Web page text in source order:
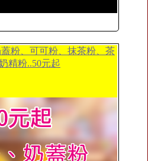
粉、可可粉、抹茶粉、茶
精粉..50元起